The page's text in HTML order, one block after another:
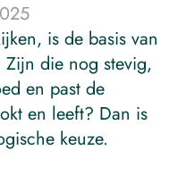
is de basis van
die nog stevig,
en past de
en leeft? Dan is
keuze.